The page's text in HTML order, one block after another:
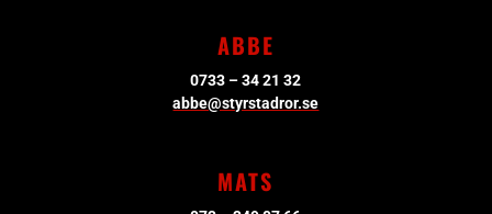
ABBE
0733 – 34 21 32
abbe@styrstadror.se
MATS